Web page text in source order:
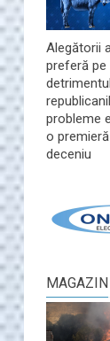
Alegătorii
preferă
detrimentul
probleme
o
deceniu
MAGAZIN